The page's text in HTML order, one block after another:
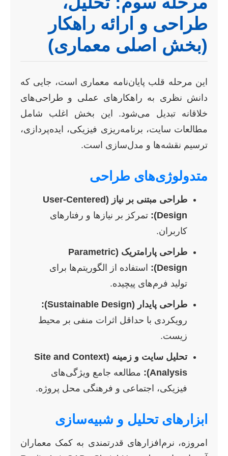
طراحی و ارائه راهکار
(بخش اصلی معماری)
این مرحله قلب پایان‌نامه معماری است، جایی که
دانش نظری به راهکارهای عملی و طراحی‌های
خلاقانه تبدیل می‌شود. این بخش اغلب شامل
مطالعات سایت، برنامه‌ریزی فیزیکی، ایده‌پردازی،
ترسیم نقشه‌ها و مدل‌سازی است.
متدولوژی‌های طراحی
طراحی مبتنی بر نیاز (User-Centered
Design):
تمرکز بر نیازها و رفتارهای
کاربران.
طراحی پارامتریک (Parametric
Design):
استفاده از الگوریتم‌ها برای
تولید فرم‌های پیچیده.
طراحی پایدار (Sustainable Design):
رویکردی با حداقل اثرات منفی بر محیط
زیست.
تحلیل سایت و زمینه (Site and Context
Analysis):
مطالعه جامع ویژگی‌های
فیزیکی، اجتماعی و فرهنگی محل پروژه.
ابزارهای تحلیل و شبیه‌سازی
امروزه، نرم‌افزارهای قدرتمندی به کمک معماران